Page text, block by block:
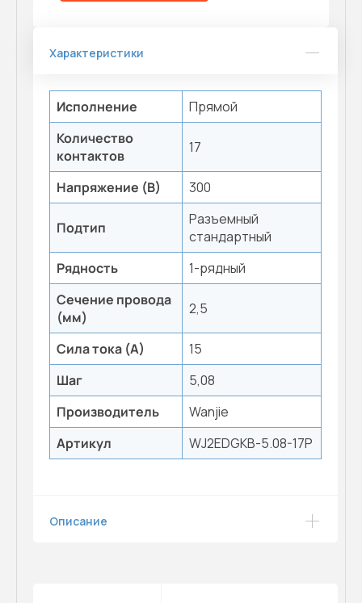
Характеристики
Исполнение
Прямой
Количество
контактов
17
Напряжение (В) 300
Подтип
Разъемный
стандартный
Рядность
1-рядный
Сечение провода
(мм)
2,5
Сила тока (А)
15
Шаг
5,08
Производитель
Wanjie
Артикул
WJ2EDGKB-5.08-17P
Описание